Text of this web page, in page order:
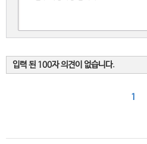
입력 된 100자 의견이 없습니다.
1